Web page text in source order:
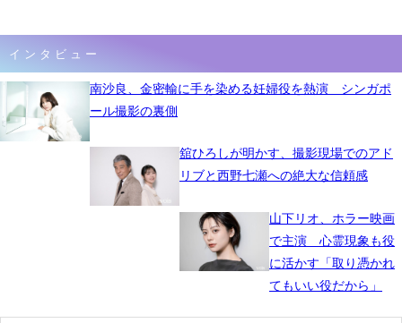
インタビュー
南沙良、金密輸に手を染める妊婦役を熱演 シンガポ
ール撮影の裏側
舘ひろしが明かす、撮影現場でのアド
リブと西野七瀬への絶大な信頼感
山下リオ、ホラー映画
で主演 心霊現象も役
に活かす「取り憑かれ
てもいい役だから」